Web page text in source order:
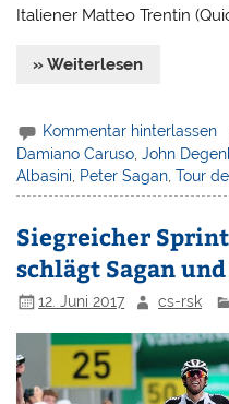
Italiener Matteo Trentin
» Weiterlesen
Kommentar hinterlassen
Damiano Caruso,John
Albasini, Peter Sagan,Tour
Siegreicher
schlägt Sagan
12. Juni 2017 cs-rsk